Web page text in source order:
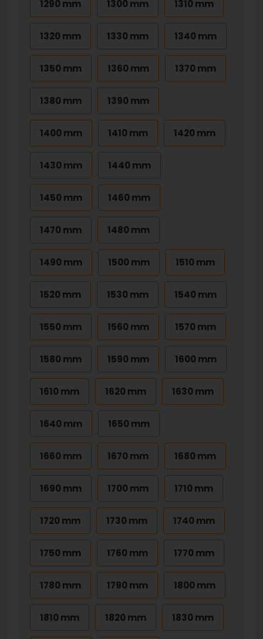
1290 mm 1300 mm 1310 mm
1320 mm 1330 mm 1340 mm
1350 mm 1360 mm 1370 mm
1380 mm 1390 mm
1400 mm 1410 mm 1420 mm
1430 mm 1440 mm
1450 mm 1460 mm
1470 mm 1480 mm
1490 mm 1500 mm 1510 mm
1520 mm 1530 mm 1540 mm
1550 mm 1560 mm 1570 mm
1580 mm 1590 mm 1600 mm
1610 mm 1620 mm 1630 mm
1640 mm 1650 mm
1660 mm 1670 mm 1680 mm
1690 mm 1700 mm 1710 mm
1720 mm 1730 mm 1740 mm
1750 mm 1760 mm 1770 mm
1780 mm 1790 mm 1800 mm
1810 mm 1820 mm 1830 mm